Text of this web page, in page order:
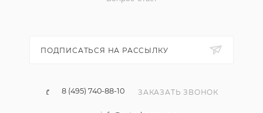
ПОДПИСАТЬСЯ НА РАССЫЛКУ
8 (495) 740-88-10 ЗАКАЗАТЬ ЗВОНОК